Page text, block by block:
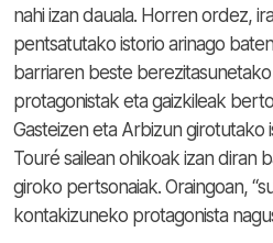
nahi izan dauala. Horren ordez,
pentsatutako istorio arinago
barriaren beste
protagonistak eta gaizkileak
Gasteizen eta Arbizun girotutako
Touré sailean ohikoak izan diran
giroko pertsonaiak. Oraingoan,
kontakizuneko protagonista